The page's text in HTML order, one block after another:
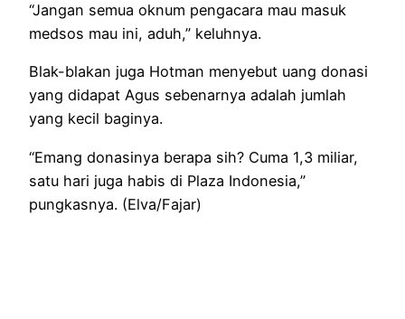
“Jangan semua oknum pengacara mau masuk
medsos mau ini, aduh,” keluhnya.
Blak-blakan juga Hotman menyebut uang donasi
yang didapat Agus sebenarnya adalah jumlah
yang kecil baginya.
“Emang donasinya berapa sih? Cuma 1,3 miliar,
satu hari juga habis di Plaza Indonesia,”
pungkasnya. (Elva/Fajar)